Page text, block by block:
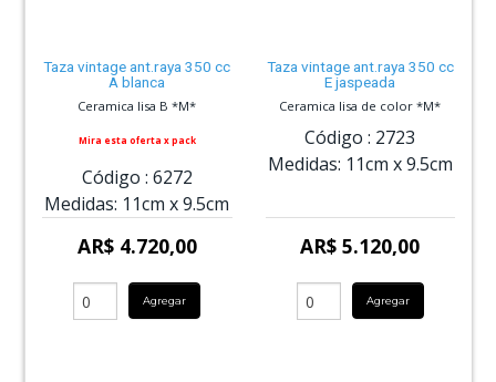
Taza vintage ant.raya 350 cc
A blanca
Ceramica lisa B *M*
Mira esta oferta x pack
Código : 6272
Medidas: 11cm x9.5cm
AR$ 4.720,00
Agregar
Taza vintage ant.raya 350 cc
E jaspeada
Ceramica lisa de color *M*
Código : 2723
Medidas: 11cm x9.5cm
AR$ 5.120,00
Agregar